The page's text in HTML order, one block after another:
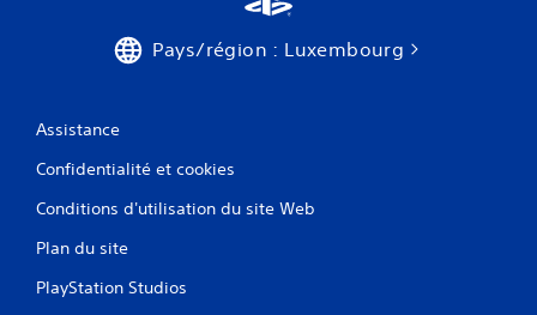
Pays/région : Luxembourg
Assistance
Confidentialité et cookies
Conditions d'utilisation du site Web
Plan du site
PlayStation Studios